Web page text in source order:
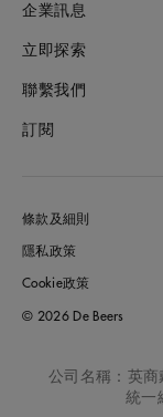
企業訊息
立即探索
聯繫我們
訂閱
條款及細則
隱私政策
Cookie政策
© 2026 De Beers
公司名稱：英商
統一